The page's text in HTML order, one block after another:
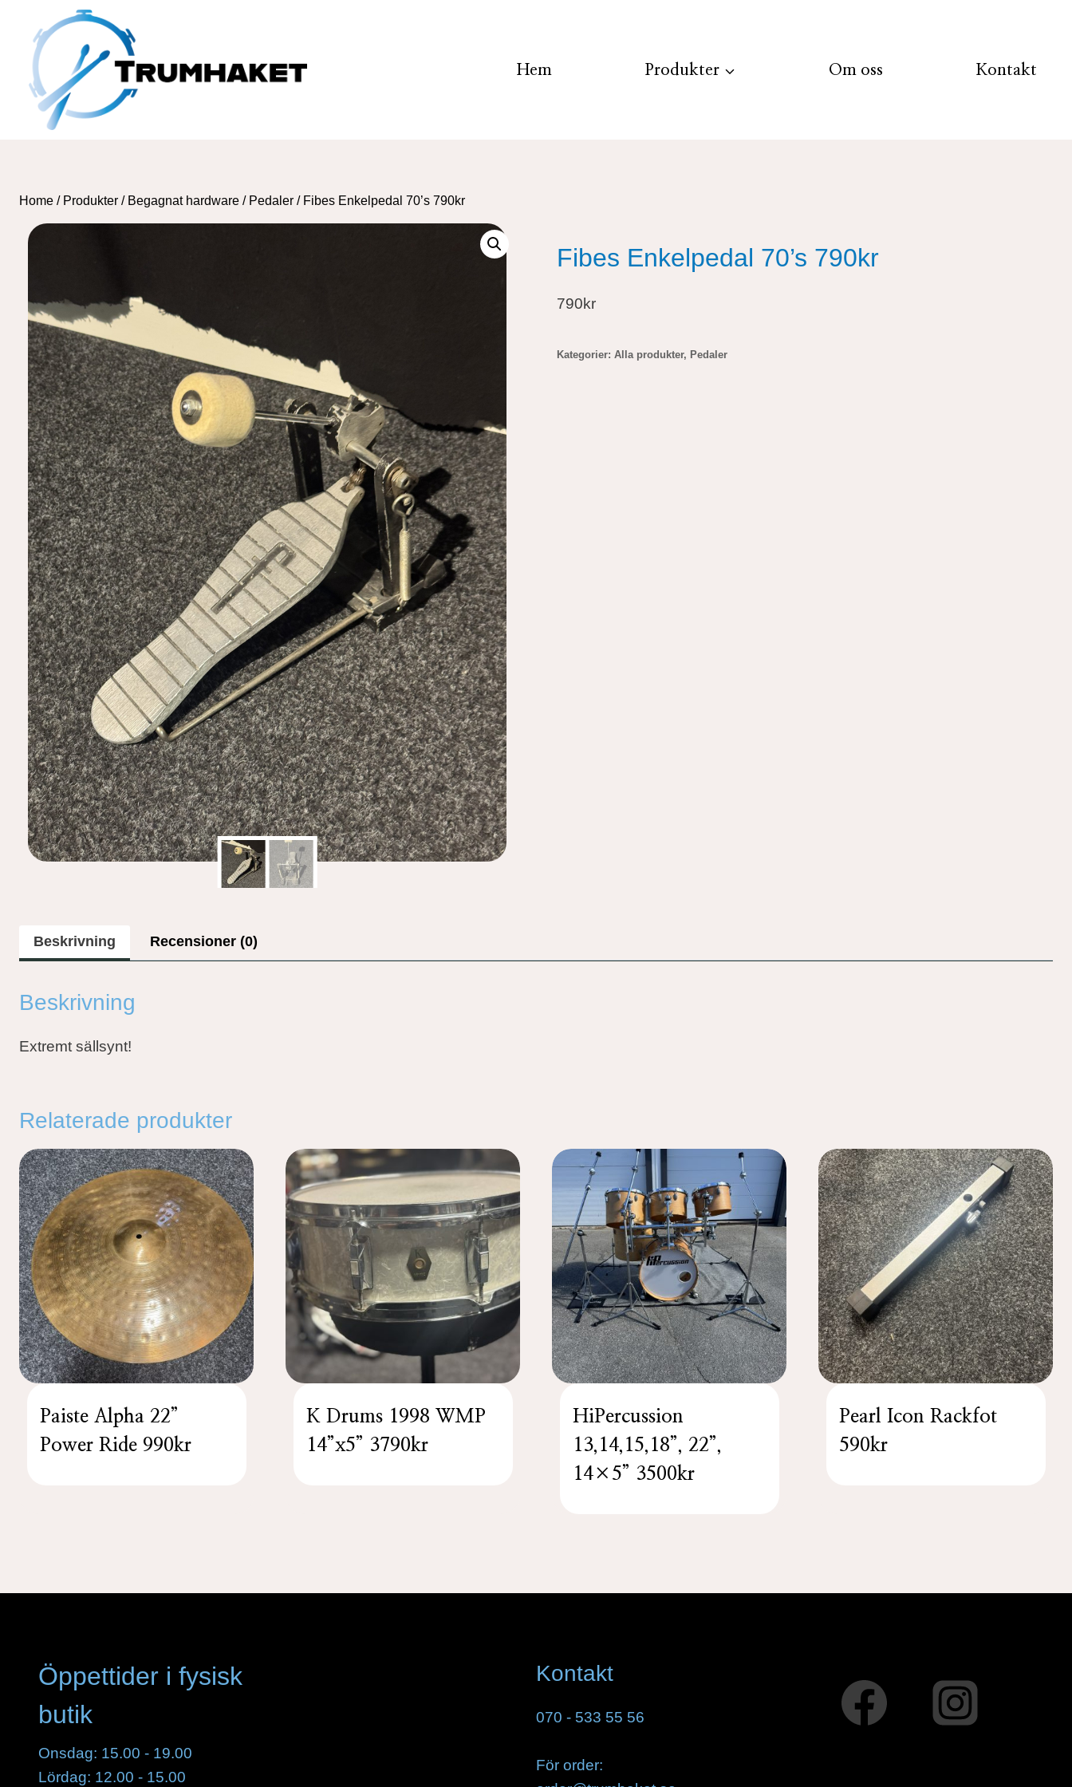
content
Hem Produkter Om oss Kontakt
Home / Produkter / Begagnat hardware / Pedaler / Fibes Enkelpedal 70’s 790kr
Fibes Enkelpedal 70’s 790kr
790kr
Kategorier: Alla produkter, Pedaler
Beskrivning Recensioner (0)
Beskrivning
Extremt sällsynt!
Relaterade produkter
Paiste Alpha 22”
Power Ride 990kr
K Drums 1998 WMP
14”x5” 3790kr
HiPercussion
13,14,15,18”, 22”,
14×5” 3500kr
Pearl Icon Rackfot
590kr
Öppettider i fysisk
butik
Onsdag: 15.00 - 19.00
Lördag: 12.00 - 15.00
Kontakt
070 - 533 55 56
För order: